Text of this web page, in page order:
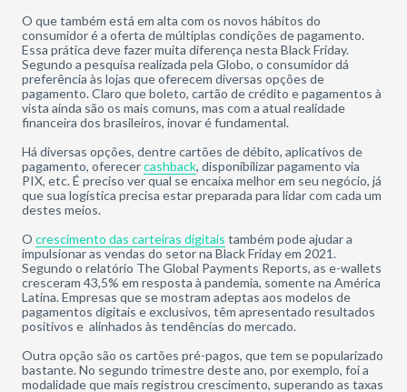
O que também está em alta com os novos hábitos do
consumidor é a oferta de múltiplas condições de pagamento.
Essa prática deve fazer muita diferença nesta Black Friday.
Segundo a pesquisa realizada pela Globo, o consumidor dá
preferência às lojas que oferecem diversas opções de
pagamento. Claro que boleto, cartão de crédito e pagamentos à
vista ainda são os mais comuns, mas com a atual realidade
financeira dos brasileiros, inovar é fundamental.
Há diversas opções, dentre cartões de débito, aplicativos de
pagamento, oferecercashback, disponibilizar pagamento via
PIX, etc. É preciso ver qual se encaixa melhor em seu negócio, já
que sua logística precisa estar preparada para lidar com cada um
destes meios.
O crescimento das carteiras digitais também pode ajudar a
impulsionar as vendas do setor na Black Friday em 2021.
Segundo o relatório The Global Payments Reports, as e-wallets
cresceram 43,5% em resposta à pandemia, somente na América
Latina. Empresas que se mostram adeptas aos modelos de
pagamentos digitais e exclusivos, têm apresentado resultados
positivos e alinhados às tendências do mercado.
Outra opção são os cartões pré-pagos, que tem se popularizado
bastante. No segundo trimestre deste ano, por exemplo, foi a
modalidade que mais registrou crescimento, superando as taxas